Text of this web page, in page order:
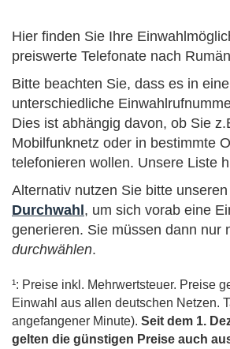
Hier finden Sie Ihre
preiswerte Telefonate nach
Bitte beachten Sie, dass es in
unterschiedliche
Dies ist abhängig davon, ob Sie
Mobilfunknetz oder in bestimmte
telefonieren wollen. Unsere Liste
Alternativ nutzen Sie bitte
Durchwahl , um sich vorab eine
generieren. Sie müssen dann nur
durchwählen.
¹: Preise inkl. Mehrwertsteuer. Preise
Einwahl aus allen deutschen Netzen.
angefangener Minute). Seit dem 1.
gelten die günstigen Preise auch